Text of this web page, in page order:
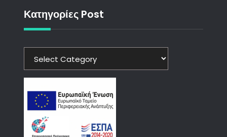
Κατηγορίες Post
Κατηγορίες
Post